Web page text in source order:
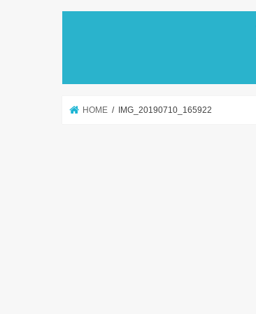
HOME IMG_20190710_165922